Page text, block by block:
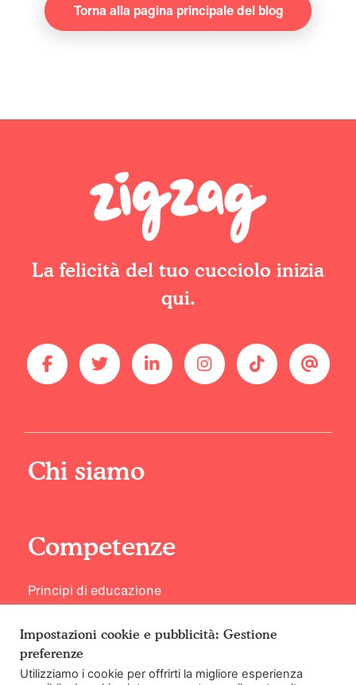
Torna alla pagina principale del blog
La felicità del tuo cucciolo inizia
qui.
Chi siamo
Competenze
Principi di educazione
Impostazioni cookie e pubblicità: Gestione
preferenze
Utilizziamo i cookie per offrirti la migliore esperienza